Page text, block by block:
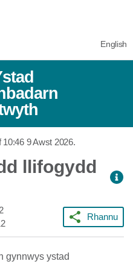
English
10:46 9 Awst 2026.
llifogydd
Rhannu
gynnwys ystad